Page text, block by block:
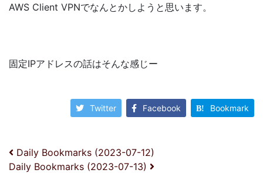
AWS Client VPNでなんとかしようと思います。
固定IPアドレスの話はそんな感じー
Twitter Facebook Bookmark
投稿ナビゲーション
Daily Bookmarks (2023-07-12)
Daily Bookmarks (2023-07-13)